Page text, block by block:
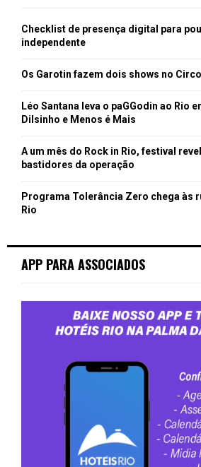
Checklist de presença digital para
independente
Os Garotin fazem dois shows no
Léo Santana leva o paGGodin ao Rio
Dilsinho e Menos é Mais
A um mês do Rock in Rio, festival
bastidores da operação
Programa Tolerância Zero chega às
Rio
APP PARA ASSOCIADOS